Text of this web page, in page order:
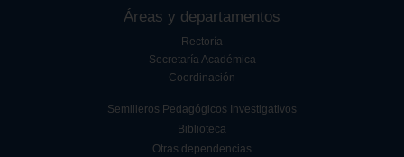
Áreas y departamentos
Rectoría
Secretaría Académica
Coordinación
Semilleros Pedagógicos Investigativos
Biblioteca
Otras dependencias